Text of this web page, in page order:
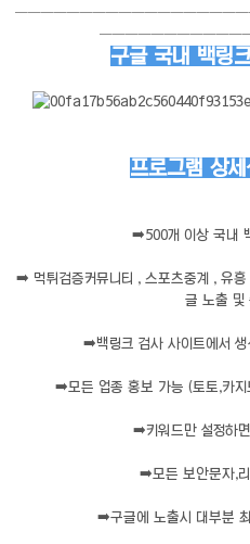
구글 국내 백링
프로그램 상
➡️500개 이상 국내
➡️ 먹튀검증커뮤니티 , 스포츠중계 , 유
글 노출 및
➡️백링크 검사 사이트에서
➡️모든 업종 홍보 가능 (토토,카
➡️키워드만 설정하
➡️모든 보안문자,
➡️구글에 노출시 대부분